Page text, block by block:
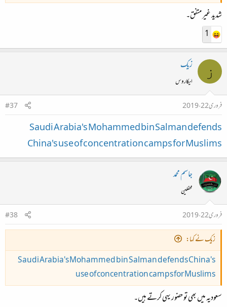
شدید غیر متفق۔
1
ز زیک
ایکاروس
فروری 22، 2019
#37
Saudi Arabia's Mohammed bin Salman defends
China's use of concentration camps for Muslims
جاسم محمد
محفلین
فروری 22، 2019
#38
زیک نے کہا:
Saudi Arabia's Mohammed bin Salman defends China's
use of concentration camps for Muslims
سعودیہ میں بھی تو حضور یہی کرتے ہیں۔